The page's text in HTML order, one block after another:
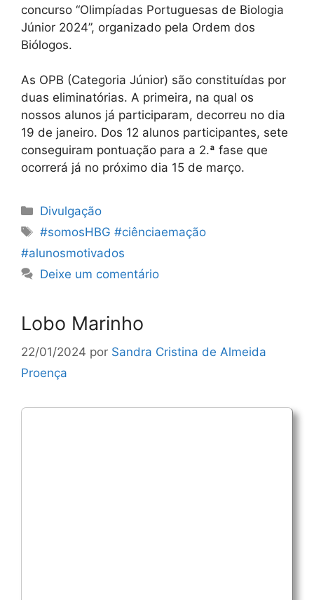
concurso “Olimpíadas Portuguesas de Biologia
Júnior 2024”, organizado pela Ordem dos
Biólogos.
As OPB (Categoria Júnior) são constituídas por
duas eliminatórias. A primeira, na qual os
nossos alunos já participaram, decorreu no dia
19 de janeiro. Dos 12 alunos participantes, sete
conseguiram pontuação para a 2.ª fase que
ocorrerá já no próximo dia 15 de março.
Categorias
Divulgação
Etiquetas
#somosHBG #ciênciaemação
#alunosmotivados
Deixe um comentário
Lobo Marinho
22/01/2024 por Sandra Cristina de Almeida
Proença